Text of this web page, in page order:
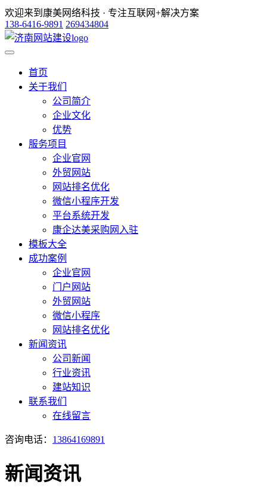
欢迎来到康美网络科技 · 专注互联网+解决方案
138-6416-9891 269434804
首页
关于我们
公司简介
企业文化
优势
服务项目
企业官网
外贸网站
网站排名优化
微信小程序开发
平台系统开发
康企达美采购网入驻
模板大全
成功案例
企业官网
门户网站
外贸网站
微信小程序
网站排名优化
新闻资讯
公司新闻
行业资讯
建站知识
联系我们
在线留言
咨询电话： 13864169891
新闻资讯